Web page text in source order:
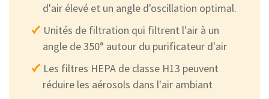
d'air élevé et un angle d'oscillation optimal.
Unités de filtration qui filtrent l'air à un
angle de 350° autour du purificateur d'air
Les filtres HEPA de classe H13 peuvent
réduire les aérosols dans l'air ambiant